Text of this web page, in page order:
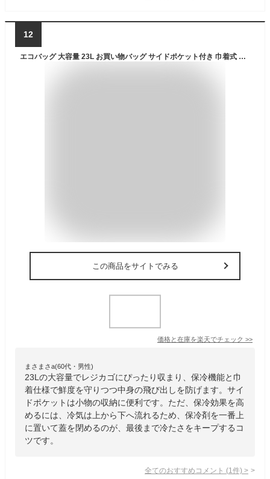
12
エコバッグ 大容量 23L お買い物バッグ サイドポケット付き 巾着式 普段使いに最適！ピクニックやアウトドアにも 保冷バッグ 折りたたみ レジカゴ 保冷バッグ エコバッグ レジバッグ
この商品をサイトでみる
価格と在庫を楽天でチェック >>
まさまさa(60代・男性)
23Lの大容量でレジカゴにぴったり収まり、保冷機能と巾
着仕様で鮮度を守りつつ中身の飛び出しを防げます。サイ
ドポケットは小物の収納に便利です。ただ、保冷効果を高
めるには、冷気は上から下へ流れるため、保冷剤を一番上
に置いて蓋を閉めるのが、最後まで冷たさをキープするコ
ツです。
全てのおすすめコメント (1 件) >